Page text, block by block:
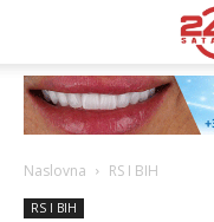
Naslovna RS I BIH
RS I BIH